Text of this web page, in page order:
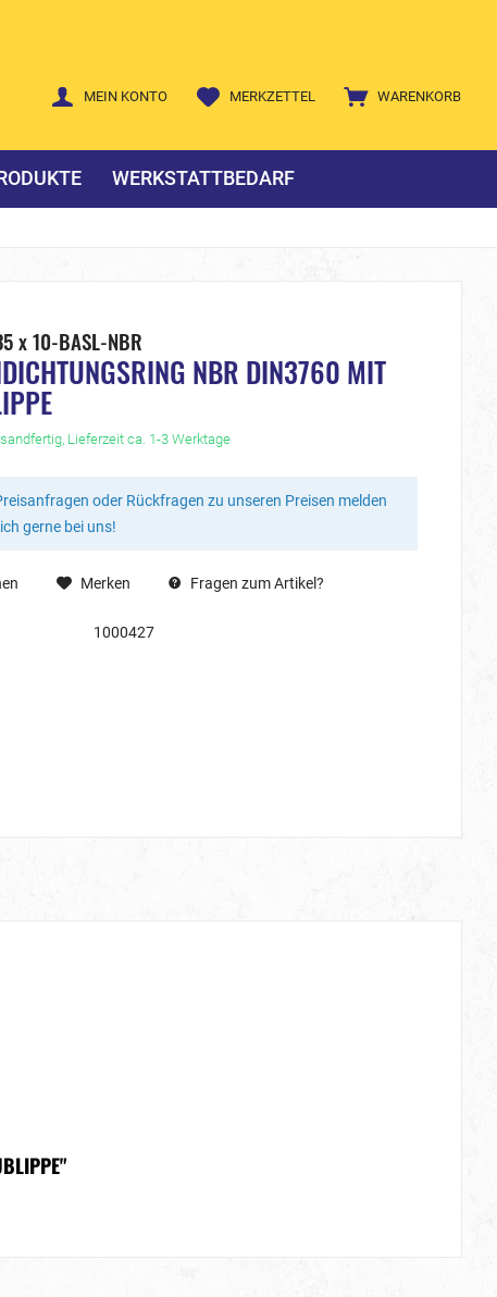
WARENKORB
MERKZETTEL
MEIN KONTO
WERKSTATTBEDARF
x 10-BASL-NBR
NBR DIN3760 MIT
Lieferzeit ca. 1-3 Werktage
oder Rückfragen zu unseren Preisen melden
gerne bei uns!
Merken Fragen zum Artikel?
1000427